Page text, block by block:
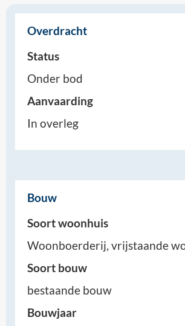
Overdracht
Status
Onder bod
Aanvaarding
In overleg
Bouw
Soort woonhuis
Woonboerderij, vrijstaande
Soort bouw
bestaande bouw
Bouwjaar